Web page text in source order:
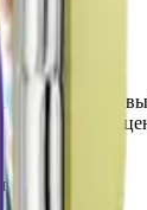
Широкий
по выгодным
здоровью